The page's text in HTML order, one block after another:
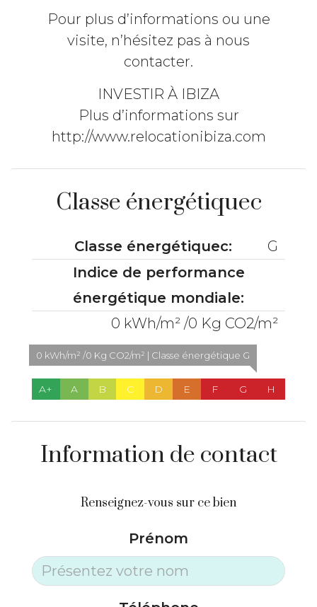
Pour plus d’informations ou une
visite, n’hésitez pas à nous
contacter.
INVESTIR À IBIZA
Plus d’informations sur
http://www.relocationibiza.com
Classe énergétiquec
Classe énergétiquec:
G
Indice de performance
énergétique mondiale:
0 kWh/m² /0 Kg CO2/m²
A+ A B C D E F
0 kWh/m² /0 Kg CO2/m² | Classe énergétique G
G H
Information de contact
Renseignez-vous sur ce bien
Prénom